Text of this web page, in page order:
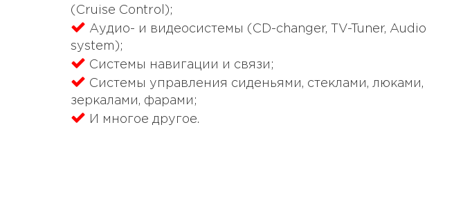
(Cruise Control);
Аудио- и видеосистемы (CD-changer, TV-Tuner, Audio
system);
Системы навигации и связи;
Системы управления сиденьями, стеклами, люками,
зеркалами, фарами;
И многое другое.